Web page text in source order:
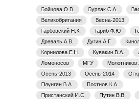
Бойцова О.В. Бурлак С.А.
Великобритания
Весна-2013
Гарбовский Н.К.
Гариб Ф.Ю
Древаль А.В.
Дугин А.Г.
Корнилова Е.Н.
Кувакин В.А.
Ломоносов
МГУ
Молотников
Осень-2013
Осень-2014
Плунгян В.А.
Постнов К.А.
Пристанский И.С.
Путин В.В.